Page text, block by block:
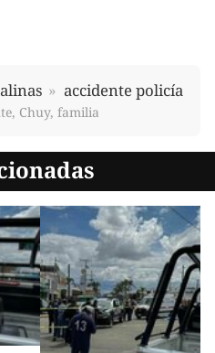
accidente policía
Chuy, familia